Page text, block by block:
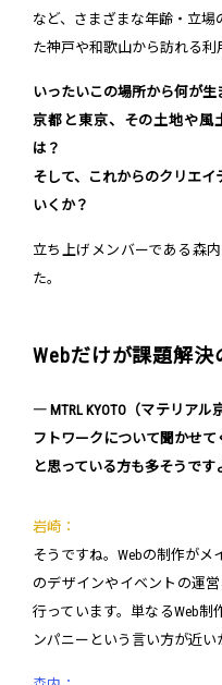
など、さまざまな年齢・立
た神戸や和歌山から訪れる利
いったいこの場所から何が生
京都と東京、その土地や風
は？
そして、これからのクリエ
いくか？
立ち上げメンバーである森
た。
Webだけが課題解
― MTRL KYOTO（マテリア
フトワークについて聞かせて
と思っている方も多そうです
岩崎：
そうですね。Webの制作が
のデザインやイベントの運
行っています。単なるWeb制
ンパニーという言い方が近い